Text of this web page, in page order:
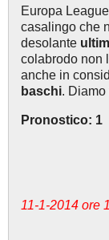
Europa
casalingo che
desolante
colabrodo non
anche in
baschi.
Pronostico: 1
11-1-2014 ore